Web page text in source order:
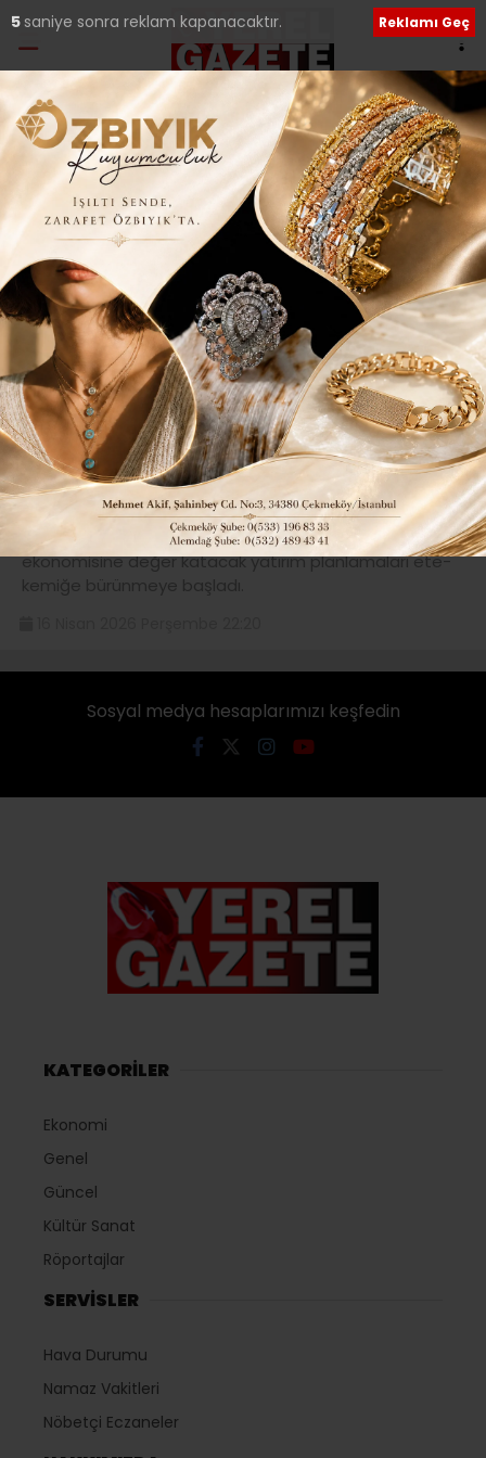
Etiket:Tuz
TUSGİD, “YATIRIM A.Ş.” İLE MEYVELERİNİ
VERMEYE HAZIRLANIYOR..
Tunceli Sanayici ve Girişimcileri Derneği TUSGİD’in, ülke
ekonomisine değer katacak yatırım planlamaları ete-
kemiğe bürünmeye başladı.
5 saniye sonra reklam kapanacaktır. Reklamı Geç
Sosyal medya hesaplarımızı keşfedin
KATEGORİLER
Ekonomi
Genel
Güncel
Kültür Sanat
Röportajlar
SERVİSLER
Hava Durumu
Namaz Vakitleri
Nöbetçi Eczaneler